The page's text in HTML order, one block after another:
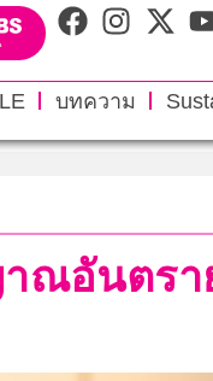
บทความ
ณอันตร